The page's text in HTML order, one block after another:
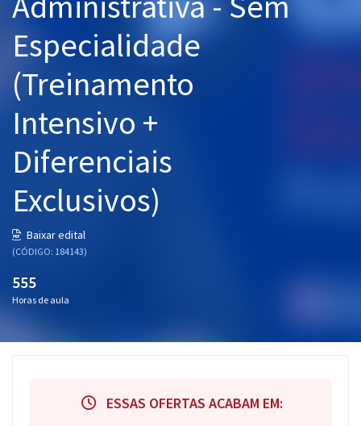
Aprovados
Atendimento
Especialidade
(Treinamento
Intensivo +
Diferenciais
Exclusivos)
Baixar edital
(CÓDIGO: 184143)
555
Horas de aula
ESSAS OFERTAS ACABAM EM: